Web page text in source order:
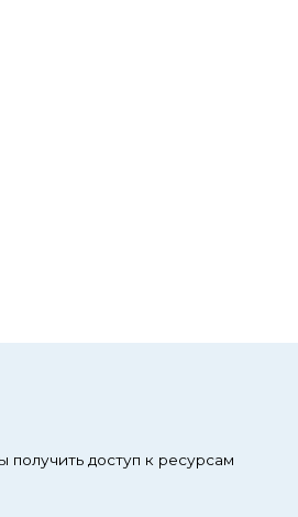
получить доступ к ресурсам